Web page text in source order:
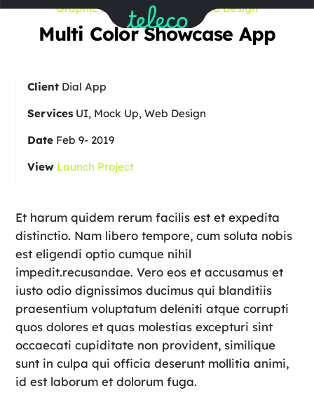
Skip
content
Graphic Design UI Web Design
Multi Color Showcase App
ClientDial App
ServicesUI, Mock Up, Web Design
DateFeb 9- 2019
View Launch Project
Et harum quidem rerum facilis est et expedita
distinctio. Nam libero tempore, cum soluta nobis
est eligendi optio cumque nihil
impedit.recusandae. Vero eos et accusamus et
iusto odio dignissimos ducimus qui blanditiis
praesentium voluptatum deleniti atque corrupti
quos dolores et quas molestias excepturi sint
occaecati cupiditate non provident, similique
sunt in culpa qui officia deserunt mollitia animi,
id est laborum et dolorum fuga.